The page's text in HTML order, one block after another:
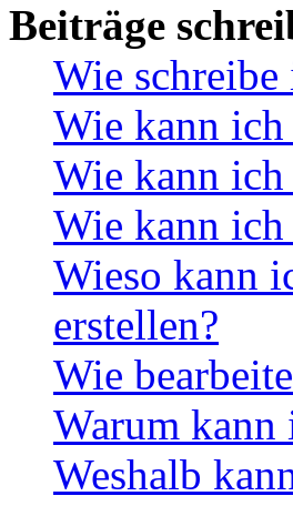
Beiträge
Wie schreibe
Wie kann ich
Wie kann
Wie kann ich
Wieso kann
erstellen?
Wie
Warum kann
Weshalb